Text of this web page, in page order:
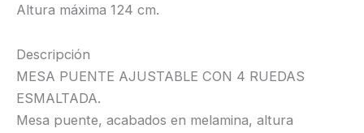
Altura máxima 124 cm.
Descripción
MESA PUENTE AJUSTABLE CON 4 RUEDAS
ESMALTADA.
Mesa puente, acabados en melamina, altura